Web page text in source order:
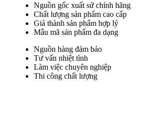
Nguồn gốc xuất sứ chính hãng
Chất lượng sản phẩm cao cấp
Giá thành sản phẩm hợp lý
Mẫu mã sản phẩm đa dạng
Nguồn hàng đảm bảo
Tư vấn nhiệt tình
Làm việc chuyên nghiệp
Thi công chất lượng